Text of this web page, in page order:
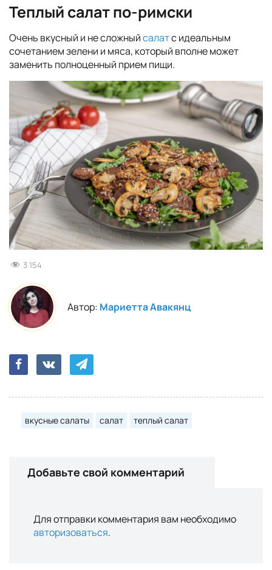
Теплый салат по-римски
Очень вкусный и не сложныйсалатс идеальным
сочетанием зелени и мяса, который вполне может
заменить полноценный прием пищи.
3 154
Автор: Мариетта Авакянц
вкусные салаты салат теплый салат
Добавьте свой комментарий
Для отправки комментария вам необходимо
авторизоваться.